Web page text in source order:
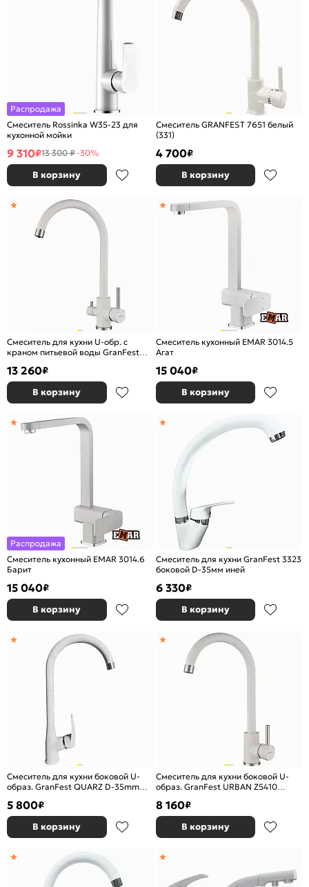
Распродажа
Смеситель Rossinka W35-23 для
кухонной мойки
9 310₽13 300 ₽-30%
В корзину
Смеситель GRANFEST 7651 белый
(331)
4 700₽
В корзину
Смеситель для кухни U-обр. с
краном питьевой воды GranFest
13 260₽
В корзину
Смеситель кухонный EMAR 3014.5
Агат
15 040₽
В корзину
Распродажа
Смеситель кухонный EMAR 3014.6
Барит
15 040₽
В корзину
Смеситель для кухни GranFest 3323
боковой D-35мм иней
6 330₽
В корзину
Смеситель для кухни боковой U-
образ. GranFest QUARZ D-35mm
5 800₽
В корзину
Смеситель для кухни боковой U-
образ. GranFest URBAN Z5410
8 160₽
В корзину